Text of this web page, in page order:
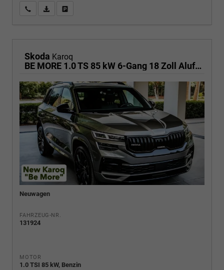
Wir rufen Sie anPDF-Fahrzeugexposé drucken
Skoda Karoq
BE MORE 1.0 TS 85 kW 6-Gang 18 Zoll Alufelgen, Reserverad, Rückkamera, Kessy Full, PDC 4+H, Klimaautomatik, Licht & Sicht Paket, Metallfarbe, Heckspoiler, Sun Set, Ambiente Light, LED, 4 Jahre Garantie,
Neuwagen
FAHRZEUG-NR.
131924
MOTOR
1.0 TSI 85 kW, Benzin